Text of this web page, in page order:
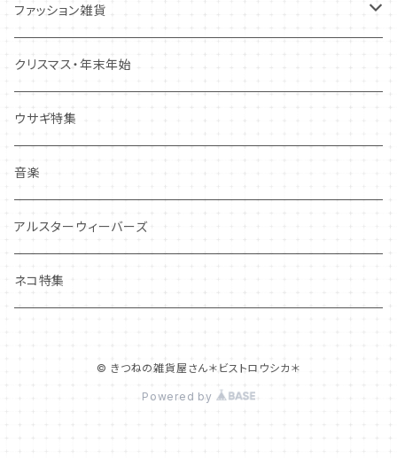
その他
マステ・ステッカー等
しおり・ブックマーク
その他
置物
布製品・ドイリー
マグネット
その他
ファッション雑貨
キーホルダー・バッグチャーム
アクセサリー
ポーチ・バッグ
ギフトバッグ・巾着
ハンカチ・手拭い
その他
クリスマス・年末年始
ウサギ特集
音楽
アルスターウィーバーズ
ネコ特集
© きつねの雑貨屋さん＊ビストロウシカ＊
Powered by